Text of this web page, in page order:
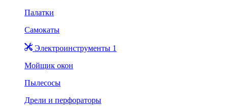
Палатки
Самокаты
Электроинструменты 1
Мойщик окон
Пылесосы
Дрели и перфораторы